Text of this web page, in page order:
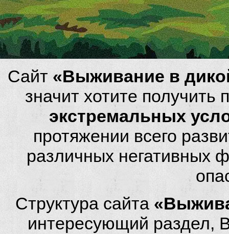
Сайт «Выживание в
значит хотите
экстремальных
протяжении всего
различных негативных
Структура сайта
интересующий раздел,